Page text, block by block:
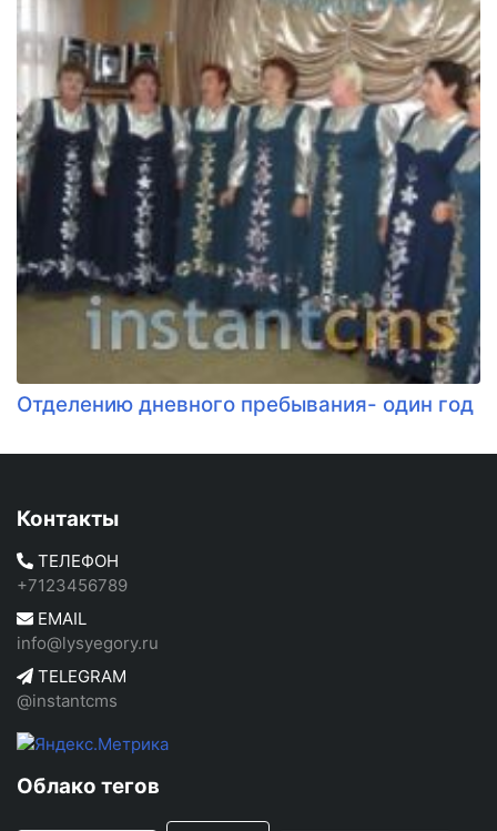
Отделению дневного пребывания- один год
Контакты
ТЕЛЕФОН
+7123456789
EMAIL
info@lysyegory.ru
TELEGRAM
@instantcms
Облако тегов